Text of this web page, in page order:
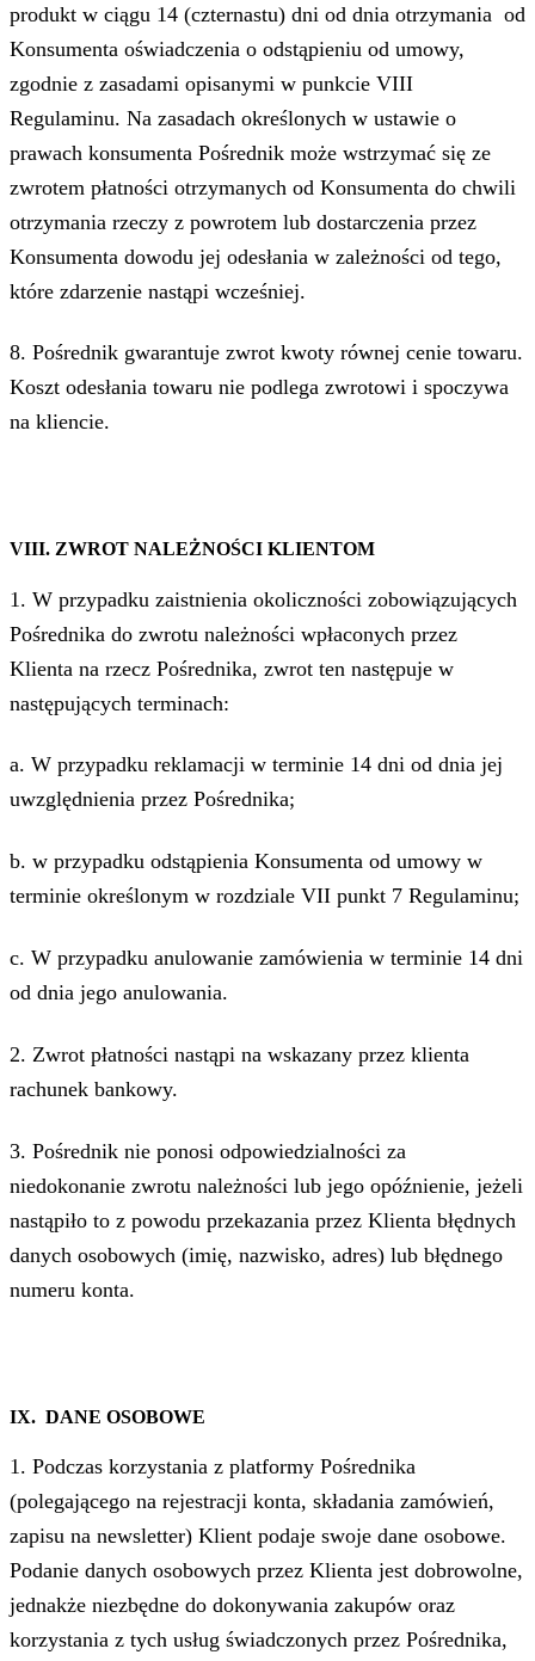
produkt w ciągu 14 (czternastu) dni od dnia otrzymania od
Konsumenta oświadczenia o odstąpieniu od umowy,
zgodnie z zasadami opisanymi w punkcie VIII
Regulaminu. Na zasadach określonych w ustawie o
prawach konsumenta Pośrednik może wstrzymać się ze
zwrotem płatności otrzymanych od Konsumenta do chwili
otrzymania rzeczy z powrotem lub dostarczenia przez
Konsumenta dowodu jej odesłania w zależności od tego,
które zdarzenie nastąpi wcześniej.
8. Pośrednik gwarantuje zwrot kwoty równej cenie towaru.
Koszt odesłania towaru nie podlega zwrotowi i spoczywa
na kliencie.
VIII. ZWROT NALEŻNOŚCI KLIENTOM
1. W przypadku zaistnienia okoliczności zobowiązujących
Pośrednika do zwrotu należności wpłaconych przez
Klienta na rzecz Pośrednika, zwrot ten następuje w
następujących terminach:
a. W przypadku reklamacji w terminie 14 dni od dnia jej
uwzględnienia przez Pośrednika;
b. w przypadku odstąpienia Konsumenta od umowy w
terminie określonym w rozdziale VII punkt 7 Regulaminu;
c. W przypadku anulowanie zamówienia w terminie 14 dni
od dnia jego anulowania.
2. Zwrot płatności nastąpi na wskazany przez klienta
rachunek bankowy.
3. Pośrednik nie ponosi odpowiedzialności za
niedokonanie zwrotu należności lub jego opóźnienie, jeżeli
nastąpiło to z powodu przekazania przez Klienta błędnych
danych osobowych (imię, nazwisko, adres) lub błędnego
numeru konta.
IX. DANE OSOBOWE
1. Podczas korzystania z platformy Pośrednika
(polegającego na rejestracji konta, składania zamówień,
zapisu na newsletter) Klient podaje swoje dane osobowe.
Podanie danych osobowych przez Klienta jest dobrowolne,
jednakże niezbędne do dokonywania zakupów oraz
korzystania z tych usług świadczonych przez Pośrednika,